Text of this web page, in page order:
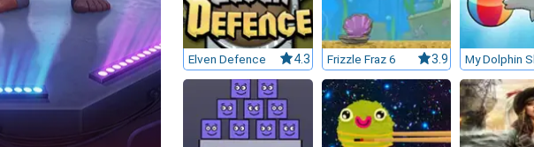
Elven Defence 4.3 Frizzle Fraz 6 3.9